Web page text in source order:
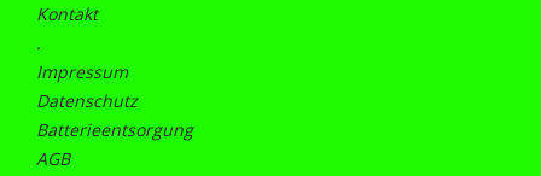
Kontakt
.
Impressum
Datenschutz
Batterieentsorgung
AGB